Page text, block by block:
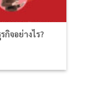
จอย่างไร?